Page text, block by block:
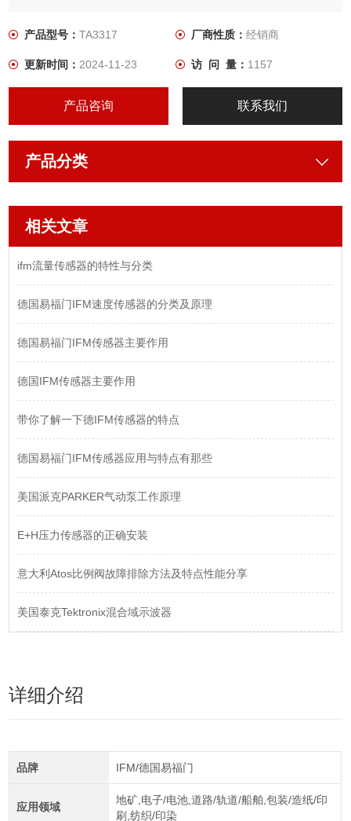
高防护等级，用于移动机器的需求
产品型号：TA3317 厂商性质： 经销商
更新时间：2024-11-23 访 问 量： 1157
产品咨询 联系我们
产品分类
相关文章
ifm流量传感器的特性与分类
德国易福门IFM速度传感器的分类及原理
德国易福门IFM传感器主要作用
德国IFM传感器主要作用
带你了解一下德IFM传感器的特点
德国易福门IFM传感器应用与特点有那些
美国派克PARKER气动泵工作原理
E+H压力传感器的正确安装
意大利Atos比例阀故障排除方法及特点性能分享
美国泰克Tektronix混合域示波器
详细介绍
品牌 IFM/德国易福门
应用领域
地矿,电子/电池,道路/轨道/船舶,包装/造纸/印
刷,纺织/印染